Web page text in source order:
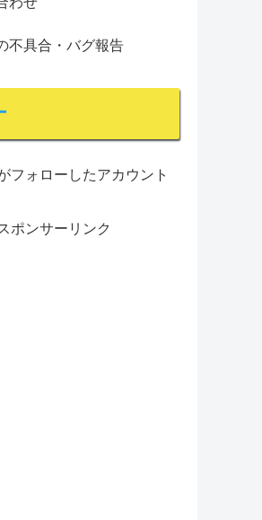
不具合・バグ報告
フォローしたアカウント
ポンサーリンク